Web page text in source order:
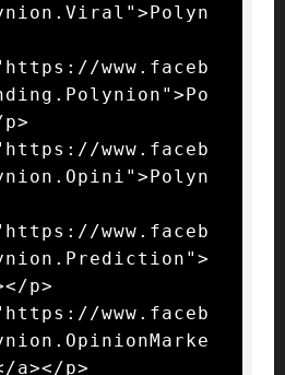
www.faceb
www.faceb
www.faceb
p>
www.faceb
a></p>